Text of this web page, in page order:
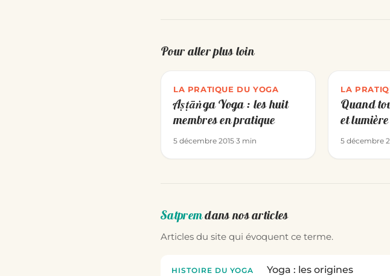
Pour aller plus loin
LA PRATIQUE DU YOGA
Aṣṭāṅga Yoga : les huit
membres en pratique
5 décembre 2015·3 min
LA
Quand
et
5 décembre
Satpremdans nos articles
Articles du site qui évoquent ce terme.
HISTOIRE DU YOGA Yoga : les origines